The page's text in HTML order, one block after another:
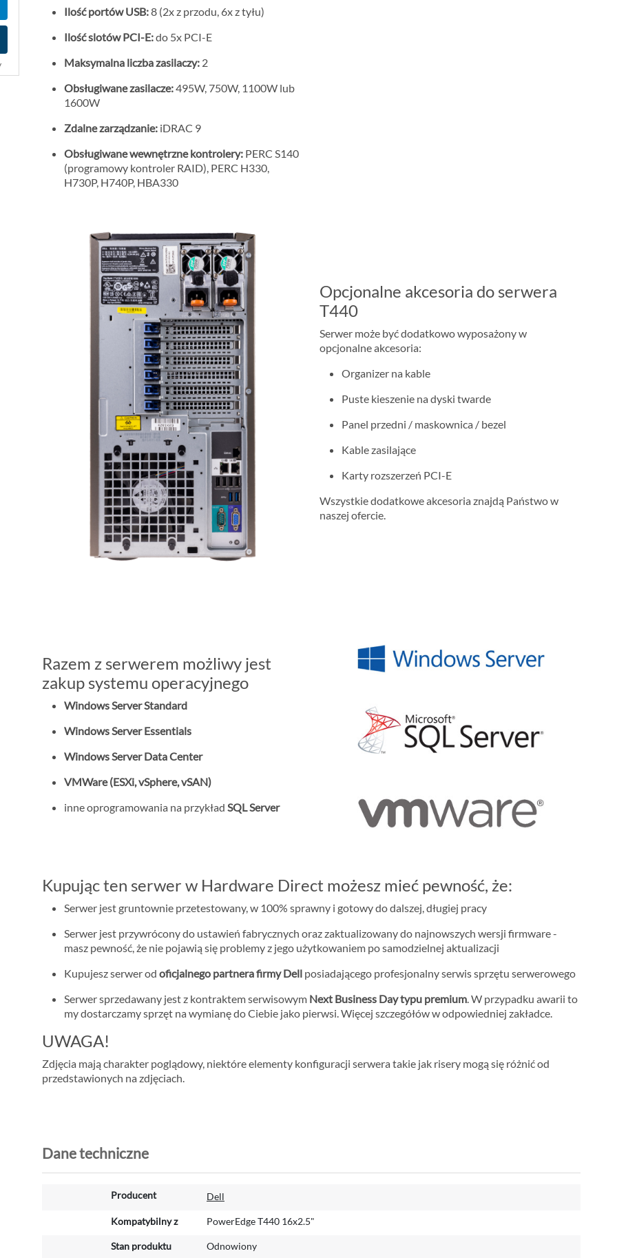
Ilość portów USB:8 (2x z przodu, 6x z tyłu)
Ilość slotów PCI-E:do 5x PCI-E
Maksymalna liczba zasilaczy: 2
Obsługiwane zasilacze:495W, 750W, 1100W lub
1600W
Zdalne zarządzanie: iDRAC 9
Obsługiwane wewnętrzne kontrolery: PERC S140
(programowy kontroler RAID), PERC H330,
H730P, H740P, HBA330
Opcjonalne akcesoria do serwera
T440
Serwer może być dodatkowo wyposażony w
opcjonalne akcesoria:
Organizer na kable
Puste kieszenie na dyski twarde
Panel przedni / maskownica / bezel
Kable zasilające
Karty rozszerzeń PCI-E
Wszystkie dodatkowe akcesoria znajdą Państwo w
naszej ofercie.
Razem z serwerem możliwy jest
zakup systemu operacyjnego
Windows Server Standard
Windows Server Essentials
Windows Server Data Center
VMWare (ESXi, vSphere, vSAN)
inne oprogramowania na przykład SQL Server
Kupując ten serwer w Hardware Direct możesz mieć pewność, że:
Serwer jest gruntownie przetestowany, w 100% sprawny i gotowy do dalszej, długiej pracy
Serwer jest przywrócony do ustawień fabrycznych oraz zaktualizowany do najnowszych wersji firmware -
masz pewność, że nie pojawią się problemy z jego użytkowaniem po samodzielnej aktualizacji
Kupujesz serwer od oficjalnego partnera firmy Dell posiadającego profesjonalny serwis sprzętu serwerowego
Serwer sprzedawany jest z kontraktem serwisowym Next Business Day typu premium. W przypadku awarii to
my dostarczamy sprzęt na wymianę do Ciebie jako pierwsi. Więcej szczegółów w odpowiedniej zakładce.
UWAGA!
Zdjęcia mają charakter poglądowy, niektóre elementy konfiguracji serwera takie jak risery mogą się różnić od
przedstawionych na zdjęciach.
Dane techniczne
Producent Dell
Kompatybilny z PowerEdge T440 16x2.5"
Stan produktu Odnowiony